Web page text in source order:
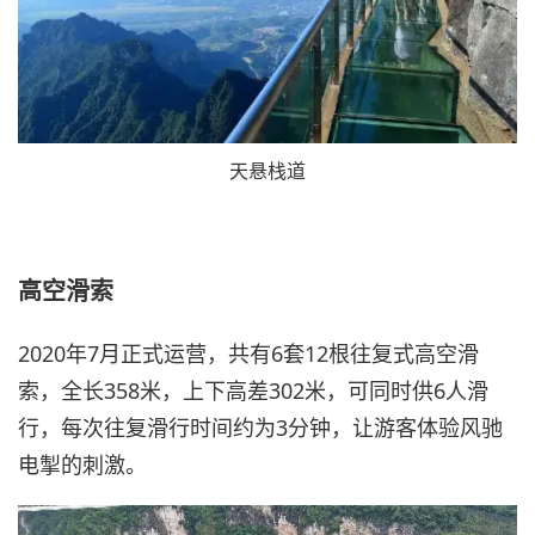
天悬栈道
高空滑索
2020年7月正式运营，共有6套12根往复式高空滑
索，全长358米，上下高差302米，可同时供6人滑
行，每次往复滑行时间约为3分钟，让游客体验风驰
电掣的刺激。